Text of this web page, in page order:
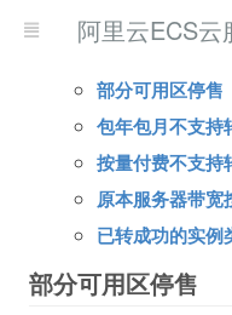
阿里云ECS
部分可用区停售
包年包月不支持
按量付费不支持
原本服务器带宽
已转成功的实例
部分可用区停售